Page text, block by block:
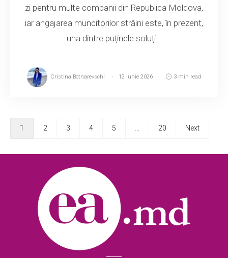
zi pentru multe companii din Republica Moldova,
iar angajarea muncitorilor străini este, în prezent,
una dintre puținele soluți...
Cristina Botnarevschi 12 iunie 2026 3 min read
1 2 3 4 5 20 Next